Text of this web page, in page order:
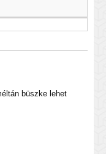
büszke lehet